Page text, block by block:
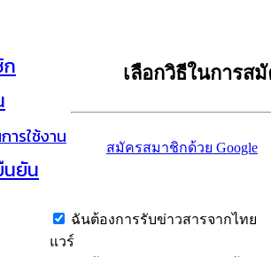
รใช้งาน
ยัน
เลือกวิธีในการส
สมัครสมาชิกด้วย Google
ฉันต้องการรับข่าวสารจากไทย
แวร์